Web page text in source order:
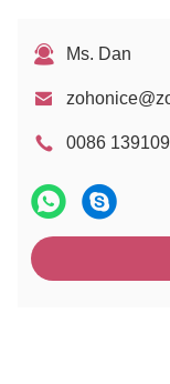
Ms. Dan
0086